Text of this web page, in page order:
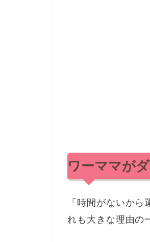
ワーママが
「時間がないか
れも大きな理由の